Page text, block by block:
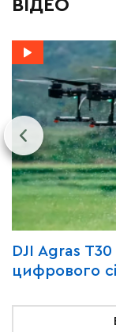
ВІДЕО
DJI Agras
цифрового